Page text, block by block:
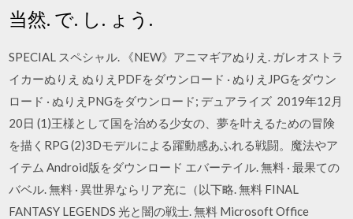
当然. で. し. ょう.
SPECIAL スペシャル. 《NEW》アニマギアぬりえ. ガレオストラ
イカーぬりえ ぬりえPDFをダウンロード · ぬりえJPGをダウン
ロード · ぬりえPNGをダウンロード; デュアライズ 2019年12月
20日 (1)王様として国を治める少女の、夢を叶えるための冒険
を描くRPG (2)3Dモデルによる躍動感あふれる戦闘。魔法やア
イテム Android版をダウンロード エバーテイル. 無料 · 最果ての
バベル. 無料 · 異世界ならリア充に（以下略. 無料 FINAL
FANTASY LEGENDS 光と闇の戦士. 無料 Microsoft Office